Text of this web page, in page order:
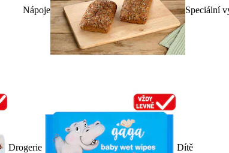
Nápoje Speciální
Drogerie Dítě